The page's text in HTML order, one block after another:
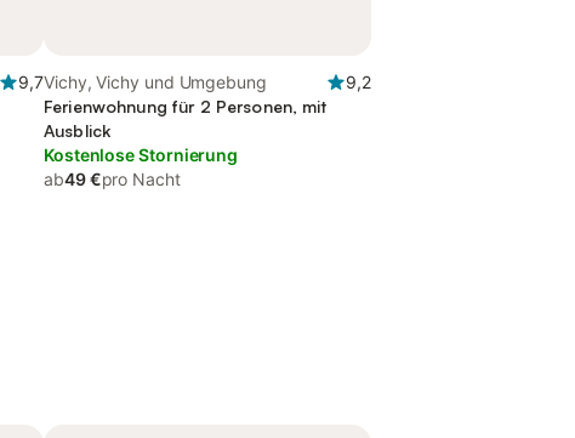
9,7Vichy, Vichy und Umgebung
9,2
Ferienwohnung für 2 Personen, mit
Ausblick
Kostenlose Stornierung
ab49 €pro Nacht